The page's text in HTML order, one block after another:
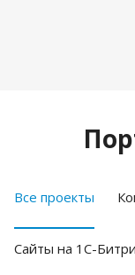
Все проекты
Cайты на 1С-